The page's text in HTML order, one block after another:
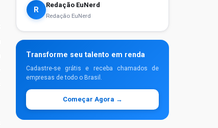
R
Redação EuNerd
Redação EuNerd
Transforme seu talento em renda
Cadastre-se grátis e receba chamados de
empresas de todo o Brasil.
Começar Agora →